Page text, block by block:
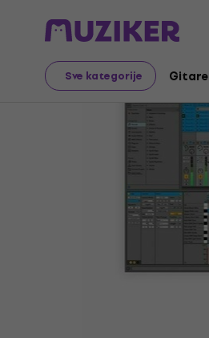
Sve kategorije Gitare
Muzički instrumenti Studio
Prodaja je završena